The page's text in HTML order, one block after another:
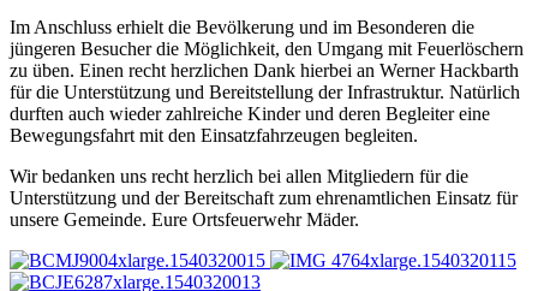
Im Anschluss erhielt die Bevölkerung und im Besonderen die
jüngeren Besucher die Möglichkeit, den Umgang mit Feuerlöschern
zu üben. Einen recht herzlichen Dank hierbei an Werner Hackbarth
für die Unterstützung und Bereitstellung der Infrastruktur. Natürlich
durften auch wieder zahlreiche Kinder und deren Begleiter eine
Bewegungsfahrt mit den Einsatzfahrzeugen begleiten.
Wir bedanken uns recht herzlich bei allen Mitgliedern für die
Unterstützung und der Bereitschaft zum ehrenamtlichen Einsatz für
unsere Gemeinde. Eure Ortsfeuerwehr Mäder.